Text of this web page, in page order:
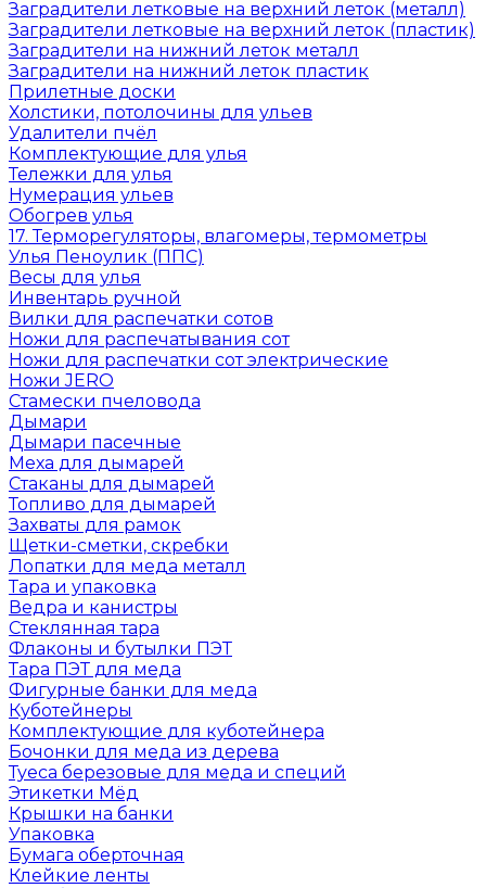
Заградители летковые на верхний леток (металл)
Заградители летковые на верхний леток (пластик)
Заградители на нижний леток металл
Заградители на нижний леток пластик
Прилетные доски
Холстики, потолочины для ульев
Удалители пчёл
Комплектующие для улья
Тележки для улья
Нумерация ульев
Обогрев улья
17. Терморегуляторы, влагомеры, термометры
Улья Пеноулик (ППС)
Весы для улья
Инвентарь ручной
Вилки для распечатки сотов
Ножи для распечатывания сот
Ножи для распечатки сот электрические
Ножи JERO
Стамески пчеловода
Дымари
Дымари пасечные
Меха для дымарей
Стаканы для дымарей
Топливо для дымарей
Захваты для рамок
Щетки-сметки, скребки
Лопатки для меда металл
Тара и упаковка
Ведра и канистры
Стеклянная тара
Флаконы и бутылки ПЭТ
Тара ПЭТ для меда
Фигурные банки для меда
Куботейнеры
Комплектующие для куботейнера
Бочонки для меда из дерева
Туеса березовые для меда и специй
Этикетки Мёд
Крышки на банки
Упаковка
Бумага оберточная
Клейкие ленты